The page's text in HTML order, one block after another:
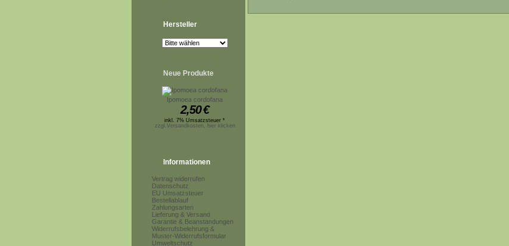
Hersteller
Neue Produkte
Ipomoea cordofana
2,50€
inkl. 7% Umsatzsteuer *
zzgl.Versandkosten, hier klicken
Informationen
Vertrag widerrufen
Datenschutz
EU Umsatzsteuer
Bestellablauf
Zahlungsarten
Lieferung & Versand
Garantie & Beanstandungen
Widerrufsbelehrung &
Muster-Widerrufsformular
Umweltschutz